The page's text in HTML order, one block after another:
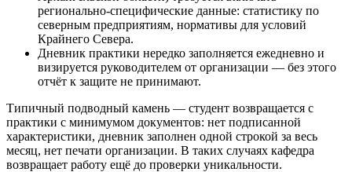
регионально-специфические данные: статистику по
северным предприятиям, нормативы для условий
Крайнего Севера.
Дневник практики нередко заполняется ежедневно и
визируется руководителем от организации — без этого
отчёт к защите не принимают.
Типичный подводный камень — студент возвращается с
практики с минимумом документов: нет подписанной
характеристики, дневник заполнен одной строкой за весь
месяц, нет печати организации. В таких случаях кафедра
возвращает работу ещё до проверки уникальности.